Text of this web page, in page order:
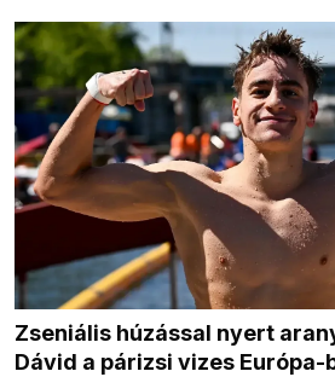
Zseniális húzással nyert
Dávid a párizsi vizes Európa-